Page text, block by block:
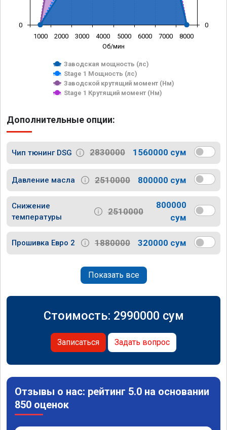
Об/мин
Заводская мощность (лс)
Stage 1 Мощность (лс)
Заводской крутящий момент (Нм)
Stage 1 Крутящий момент (Нм)
1000 2000 3000 4000 5000 6000 7000 8000
0 0
Дополнительные опции:
Чип тюнинг DSG 2830000 1560000 сум
Давление масла 2510000 800000 сум
Снижение
температуры
2510000
800000
сум
Прошивка Евро 2 1880000 320000 сум
Показать все
Стоимость: 2990000 сум
Записаться Задать вопрос
Отзывы о нас: рейтинг 5.0 на основании
850 оценок